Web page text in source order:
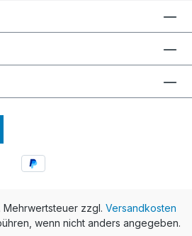
Mehrwertsteuer zzgl. Versandkosten
wenn nicht anders angegeben.